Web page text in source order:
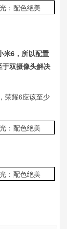
米6，所以配置
双摄像头解决
荣耀6应该至少